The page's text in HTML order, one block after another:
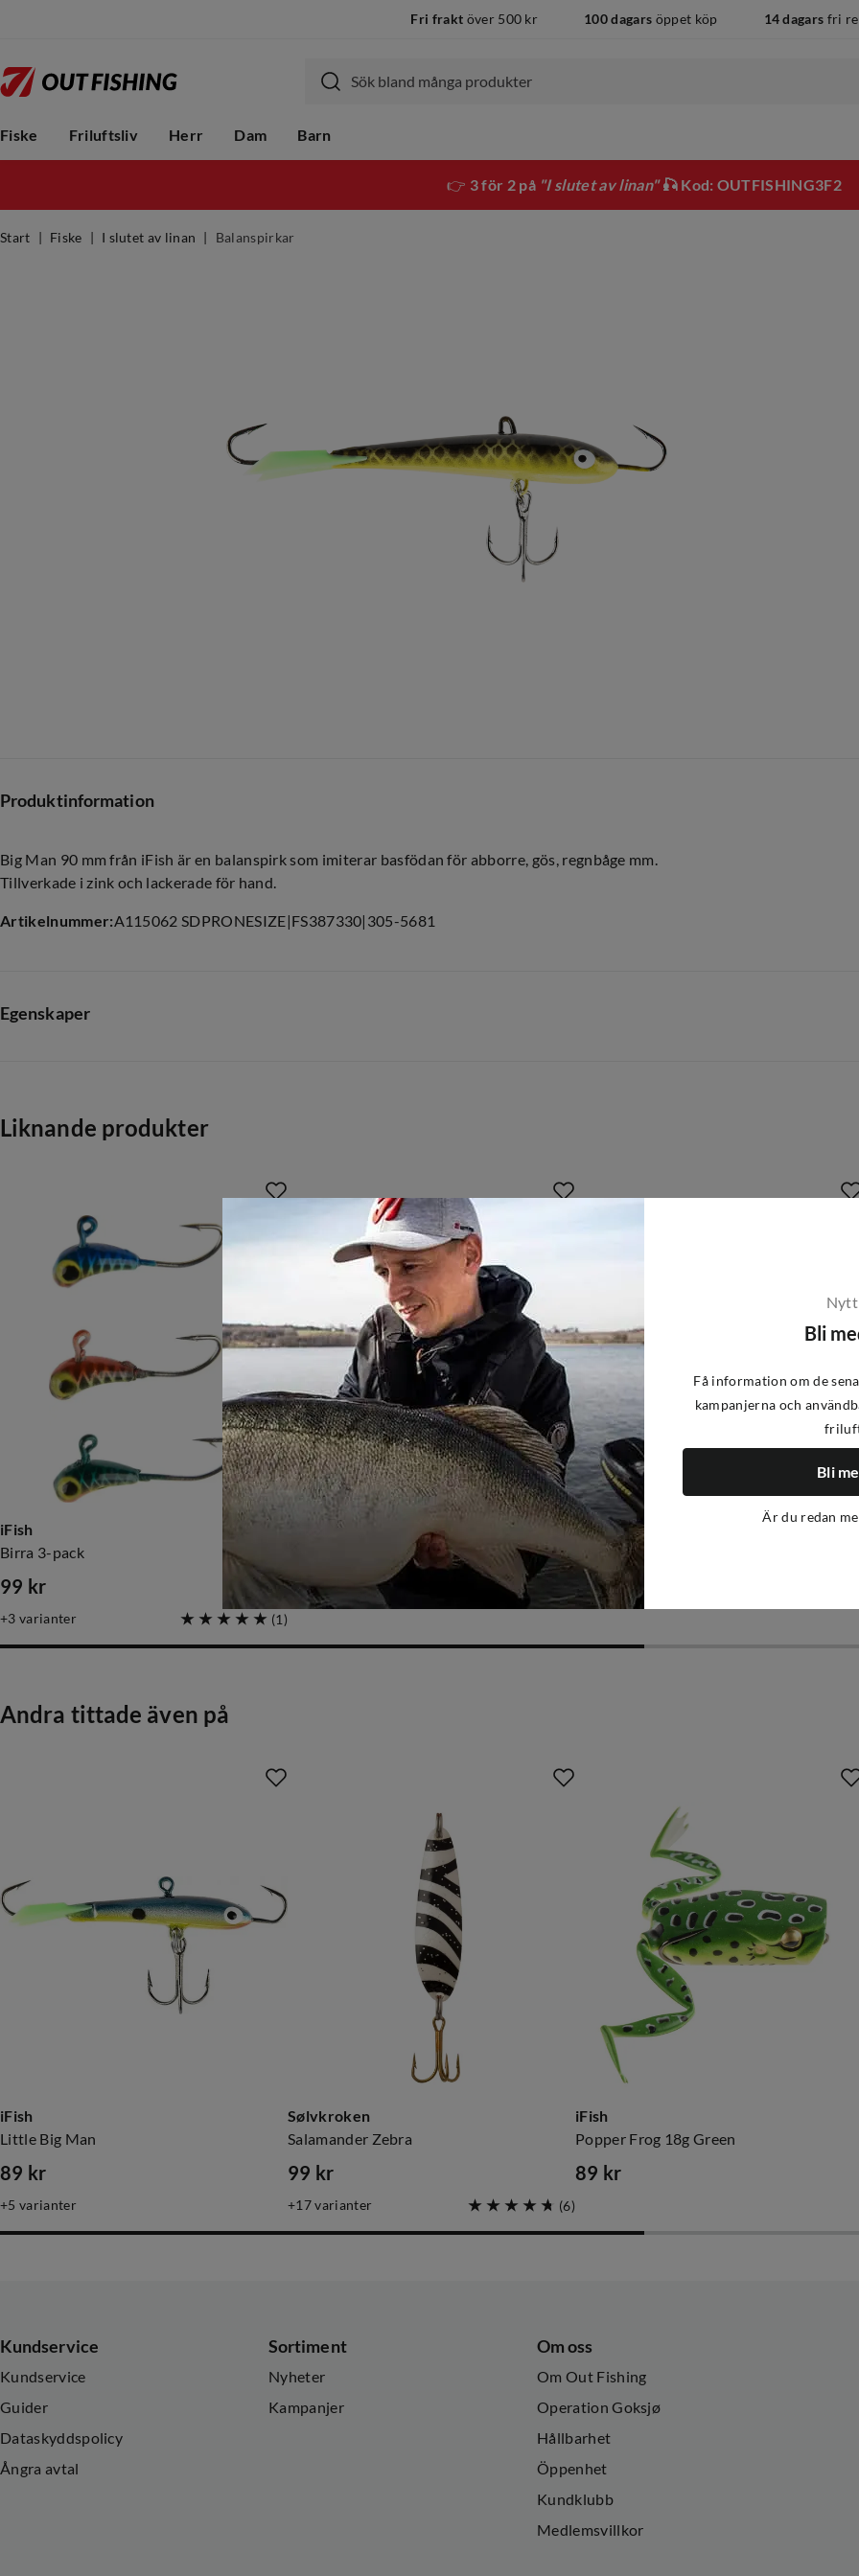
Fri frakt över 500 kr 100 dagars öppet köp 14 dagars fri
Fiske Friluftsliv Herr Dam Barn
👉 3 för 2 på "I slutet av linan"🎣 Kod: OUTFISHING3F2
Start Fiske I slutet av linan Balanspirkar
Produktinformation
Big Man 90 mm från iFish är en balanspirk som imiterar basfödan för abborre, gös, regnbåge mm.
Tillverkade i zink och lackerade för hand.
Artikelnummer:A115062 SDPRONESIZE|FS387330| 305-5681
Egenskaper
Liknande produkter
iFish
Birra 3-pack
99 kr
3 varianter (1)
Sassa, 24mm, 3-pack Nocolour
price
99 kr
iFish
Tea 24mm, 3-pack Nocolour
price
99 kr
Andra tittade även på
iFish
Little Big Man
89 kr
5 varianter
Sølvkroken
Salamander Zebra
99 kr
17 varianter (6)
iFish
Popper Frog 18g Green
89 kr
Kundservice
Kundservice
Guider
Dataskyddspolicy
Ångra avtal
Sortiment
Nyheter
Kampanjer
Om oss
Om Out Fishing
Operation Goksjø
Hållbarhet
Öppenhet
Kundklubb
Medlemsvillkor
Bli
Få information om de
kampanjerna och
Bli
Är du redan